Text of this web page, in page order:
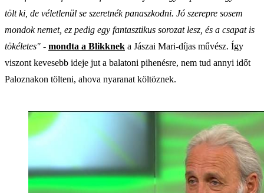
tölt ki, de véletlenül se szeretnék panaszkodni. Jó szerepre sosem
mondok nemet, ez pedig egy fantasztikus sorozat lesz, és a csapat is
tökéletes" - mondta a Blikknek a Jászai Mari-díjas művész. Így
viszont kevesebb ideje jut a balatoni pihenésre, nem tud annyi időt
Paloznakon tölteni, ahova nyaranat költöznek.